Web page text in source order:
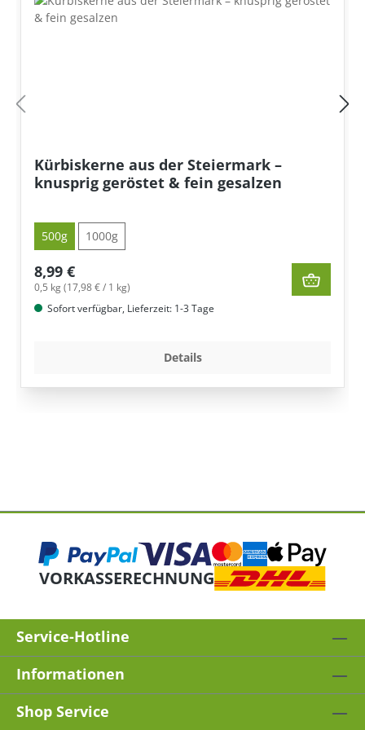
Kürbiskerne aus der Steiermark –
knusprig geröstet & fein gesalzen
500g 1000g
8,99 €
0,5 kg (17,98 € / 1 kg)
Sofort verfügbar, Lieferzeit: 1-3 Tage
Details
VORKASSERECHNUNG
Service-Hotline
Informationen
Shop Service